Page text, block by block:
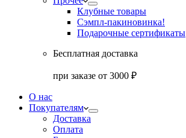
Клубные товары
Сэмпл-пакиновинка!
Подарочные сертификаты
Бесплатная доставка
при заказе от 3000 ₽
О нас
Покупателям
Доставка
Оплата